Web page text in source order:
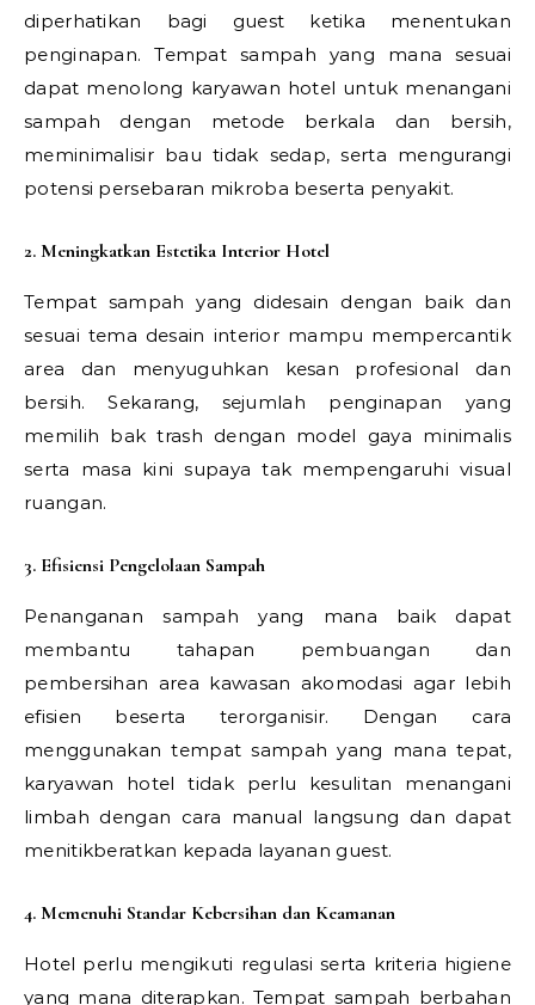
diperhatikan bagi guest ketika menentukan
penginapan. Tempat sampah yang mana sesuai
dapat menolong karyawan hotel untuk menangani
sampah dengan metode berkala dan bersih,
meminimalisir bau tidak sedap, serta mengurangi
potensi persebaran mikroba beserta penyakit.
2. Meningkatkan Estetika Interior Hotel
Tempat sampah yang didesain dengan baik dan
sesuai tema desain interior mampu mempercantik
area dan menyuguhkan kesan profesional dan
bersih. Sekarang, sejumlah penginapan yang
memilih bak trash dengan model gaya minimalis
serta masa kini supaya tak mempengaruhi visual
ruangan.
3. Efisiensi Pengelolaan Sampah
Penanganan sampah yang mana baik dapat
membantu tahapan pembuangan dan
pembersihan area kawasan akomodasi agar lebih
efisien beserta terorganisir. Dengan cara
menggunakan tempat sampah yang mana tepat,
karyawan hotel tidak perlu kesulitan menangani
limbah dengan cara manual langsung dan dapat
menitikberatkan kepada layanan guest.
4. Memenuhi Standar Kebersihan dan Keamanan
Hotel perlu mengikuti regulasi serta kriteria higiene
yang mana diterapkan. Tempat sampah berbahan